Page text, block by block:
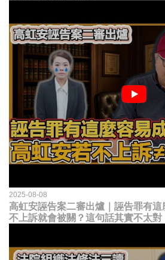
2025-08-08
高虹安誣告案二審出爐｜誣告罪有
不上訴就會被關？這句話其實不太對